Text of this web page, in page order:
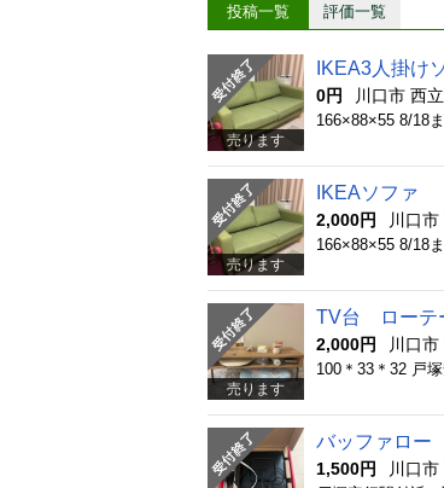
投稿一覧 評価一覧
売ります
IKEA3人掛け
0円 川口市 西
166×88×55 8/18
売ります
IKEAソファ
2,000円 川口市
166×88×55 8/18
売ります
TV台 ローテ
2,000円 川口市
100＊33＊32 戸
バッファロー
1,500円 川口市